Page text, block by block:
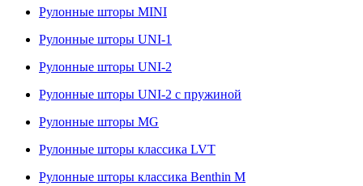
Рулонные шторы MINI
Рулонные шторы UNI-1
Рулонные шторы UNI-2
Рулонные шторы UNI-2 с пружиной
Рулонные шторы MG
Рулонные шторы классика LVT
Рулонные шторы классика Benthin M